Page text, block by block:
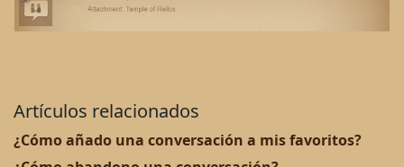
Artículos relacionados
¿Cómo añado una conversación a mis favoritos?